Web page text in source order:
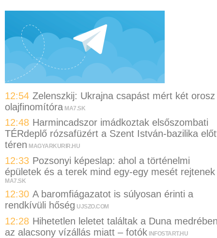
12:54 Zelenszkij: Ukrajna csapást mért két orosz
olajfinomítóra MA7.SK
12:48 Harmincadszor imádkoztak elsőszombati
TÉRdeplő rózsafüzért a Szent István-bazilika
téren MAGYARKURIR.HU
12:33 Pozsonyi képeslap: ahol a történelmi
épületek és a terek mind egy-egy mesét rejtenek
MA7.SK
12:30 A baromfiágazatot is súlyosan érinti a
rendkívüli hőség UJSZO.COM
12:28 Hihetetlen leletet találtak a Duna
az alacsony vízállás miatt – fotók INFOSTART.HU